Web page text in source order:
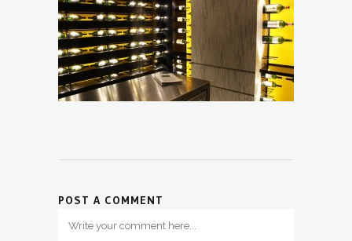
POST A COMMENT